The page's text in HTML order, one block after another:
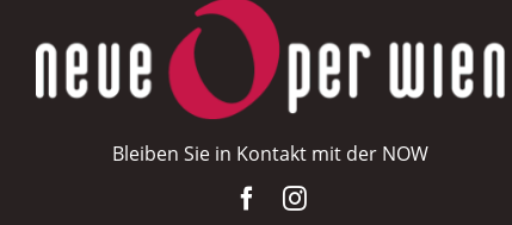
Bleiben Sie in Kontakt mit der NOW